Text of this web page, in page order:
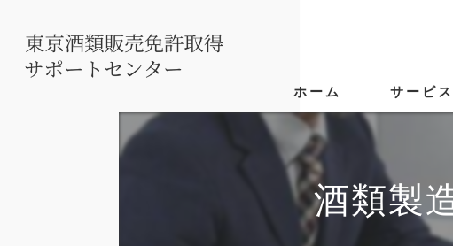
ホーム サービス
酒類製